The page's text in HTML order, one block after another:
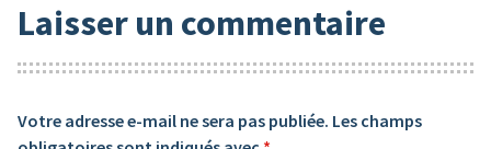
Laisser un commentaire
Votre adresse e-mail ne sera pas publiée. Les champs